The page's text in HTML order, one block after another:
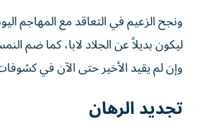
ونجح الزعيم في التعاقد مع المهاجم
ليكون بديلاً عن الجلاد لابا، كما ضم
وإن لم يقيد الأخير حتى الآن في
تجديد الرهان